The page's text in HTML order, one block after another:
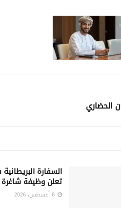
الحضاري
السفارة
تعلن وظيفة شاغرة